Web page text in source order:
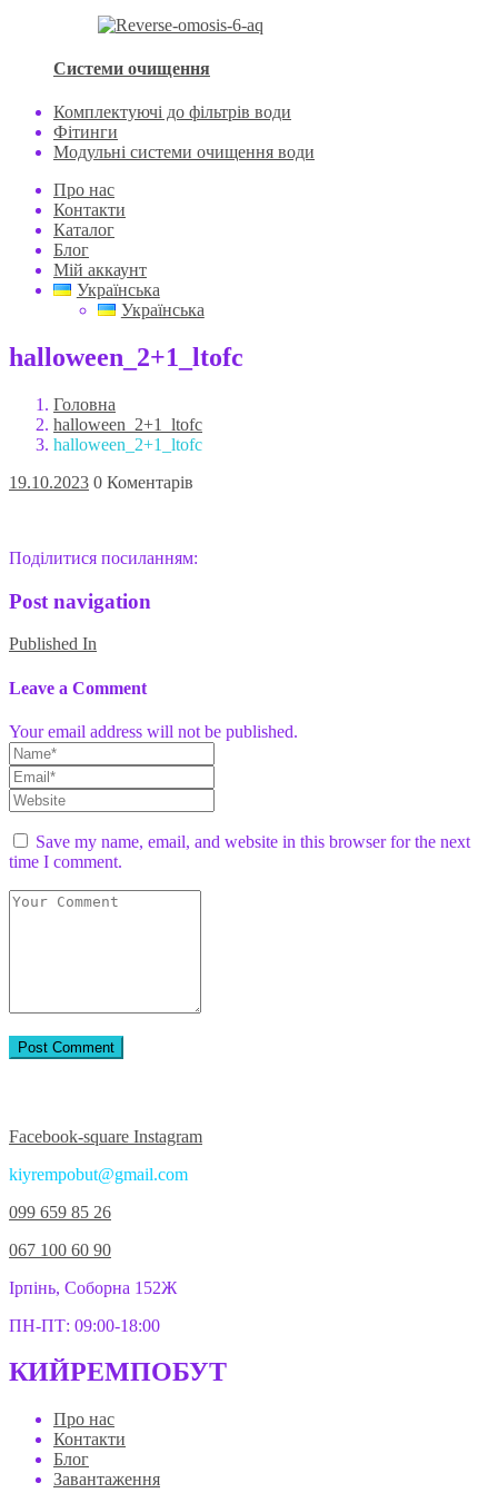
Системи очищення
Комплектуючі до фільтрів води
Фітинги
Модульні системи очищення води
Про нас
Контакти
Каталог
Блог
Мій аккаунт
Українська
Українська
halloween_2+1_ltofc
Головна
halloween_2+1_ltofc
halloween_2+1_ltofc
19.10.2023 0 Коментарів
Поділитися посиланням:
Post navigation
Published In
Leave a Comment
Your email address will not be published.
Save my name, email, and website in this browser for the next
time I comment.
Facebook-square Instagram
kiyrempobut@gmail.com
099 659 85 26
067 100 60 90
Ірпінь, Соборна 152Ж
ПН-ПТ: 09:00-18:00
КИЙРЕМПОБУТ
Про нас
Контакти
Блог
Завантаження